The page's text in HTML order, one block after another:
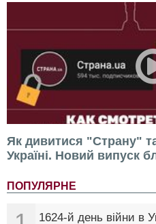
Як дивитися "Страну"
Україні. Новий випуск
ПОПУЛЯРНЕ
1624-й день війни в